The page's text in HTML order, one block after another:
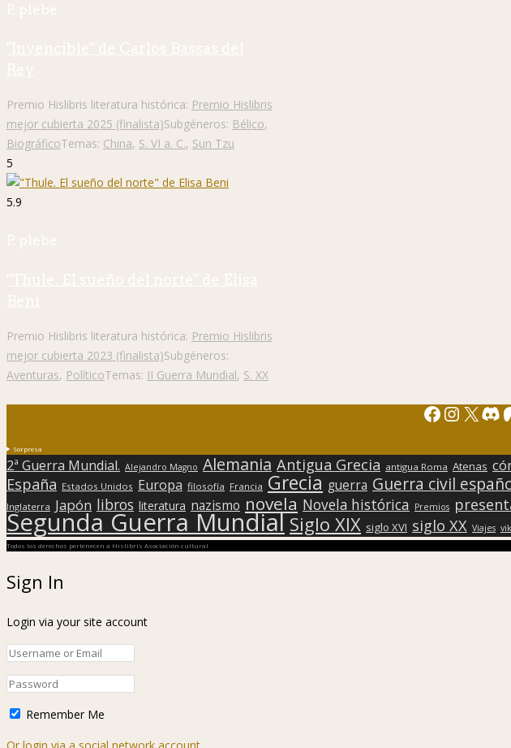
P. plebe
"Invencible" de Carlos Bassas del
Rey
Premio Hislibris literatura histórica: Premio Hislibris
mejor cubierta 2025 (finalista)Subgéneros: Bélico,
BiográficoTemas: China, S. VI a. C., Sun Tzu
5
5.9
P. plebe
"Thule. El sueño del norte" de Elisa
Beni
Premio Hislibris literatura histórica: Premio Hislibris
mejor cubierta 2023 (finalista)Subgéneros:
Aventuras, PolíticoTemas: II Guerra Mundial, S. XX
Facebook
X
Sorpresa
2ª Guerra Mundial. Alejandro Magno Alemania Antigua Grecia antigua Roma Atenas
España Estados Unidos Europa filosofía Francia Grecia guerra Guerra civil
Inglaterra Japón libros literatura nazismo novela Novela histórica Premios
Segunda Guerra Mundial Siglo XIX siglo XVI siglo XX Viajes
Todos los derechos pertenecen a Hislibris Asociación cultural
Sign In
Login via your site account
Remember Me
Or login via a social network account